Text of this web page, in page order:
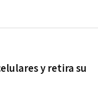
y retira su